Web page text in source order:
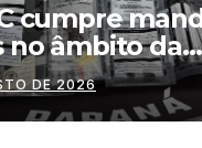
cumpre
no âmbito da
Quadrante
Iguaçu
DE 2026